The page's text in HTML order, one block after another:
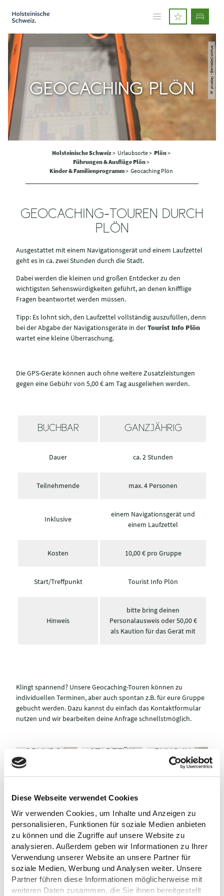
Diese Webseite verwendet Cookies
Wir verwenden Cookies, um Inhalte und Anzeigen zu
personalisieren, Funktionen für soziale Medien anbieten
zu können und die Zugriffe auf unsere Website zu
analysieren. Außerdem geben wir Informationen zu Ihrer
Verwendung unserer Website an unsere Partner für
soziale Medien, Werbung und Analysen weiter. Unsere
Partner führen diese Informationen möglicherweise mit
weiteren Daten zusammen, die Sie ihnen bereitgestellt
© pixabay - BernabeColohua
GEOCACHING PLÖN
Holsteinische Schweiz> Urlaubsorte > Plön>
Führungen & Ausflüge Plön>
Kinder & Familienprogramm> Geocaching Plön
GEOCACHING-TOUREN DURCH
PLÖN
Ausgestattet mit einem Navigationsgerät und einem Laufzettel
geht es in ca. zwei Stunden durch die Stadt.
Dabei werden die kleinen und großen Entdecker zu den
wichtigsten Sehenswürdigkeiten geführt, an denen knifflige
Fragen beantwortet werden müssen.
Tipp: Es lohnt sich, den Laufzettel vollständig auszufüllen, denn
bei der Abgabe der Navigationsgeräte in derTourist Info Plön
wartet eine kleine Überraschung.
Die GPS-Geräte können auch ohne weitere Zusatzleistungen
gegen eine Gebühr von 5,00 € am Tag ausgeliehen werden.
BUCHBAR GANZJÄHRIG
Dauer ca. 2 Stunden
Teilnehmende max. 4 Personen
Inklusive
einem Navigationsgerät und
einem Laufzettel
Kosten 10,00 € pro Gruppe
Start/Treffpunkt Tourist Info Plön
Hinweis
bitte bring deinen
Personalausweis oder 50,00 €
als Kaution für das Gerät mit
Klingt spannend? Unsere Geocaching-Touren können zu
individuellen Terminen, aber auch spontan z.B. für eure Gruppe
gebucht werden. Dazu kannst du einfach das Kontaktformular
nutzen und wir bearbeiten deine Anfrage schnellstmöglich.
ECLUB
2026 IN
DER
STADTBÜ
HULKINDE
Plön
©
S
t
a
d
t
b
ü
c
h
e
r
ei
Pl
ön
/
©
i
S
t
o
c
k.
c
o
m
/
Q
v
a
si
m
o
do
Plön
TI GPS Jalost Studios
PLÖN
TI Plön / Anne Weise
PRINZENH
AUSFÜHR
UNG IN
PLÖN
Prinzenhaus©
TI GPS Anne Weise
MÄRCHEN
SCHLOSS
PARK
PLÖN
Schlosspark
Plön
Jalost Studio
19.08.2026
UNG
PLÖN
Bahnhof
Plön /
Tourist Info
TI GPS Katharina Göde